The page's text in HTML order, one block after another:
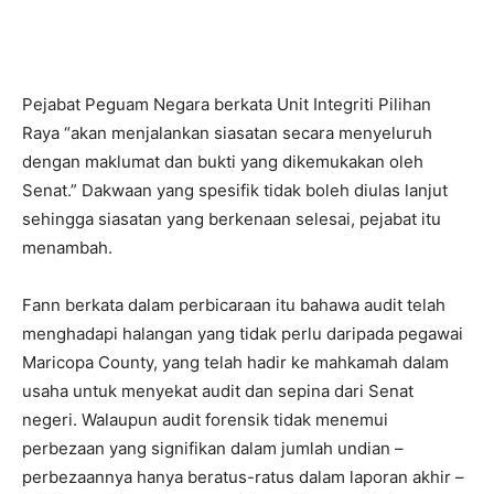
Pejabat Peguam Negara berkata Unit Integriti Pilihan
Raya “akan menjalankan siasatan secara menyeluruh
dengan maklumat dan bukti yang dikemukakan oleh
Senat.” Dakwaan yang spesifik tidak boleh diulas lanjut
sehingga siasatan yang berkenaan selesai, pejabat itu
menambah.
Fann berkata dalam perbicaraan itu bahawa audit telah
menghadapi halangan yang tidak perlu daripada pegawai
Maricopa County, yang telah hadir ke mahkamah dalam
usaha untuk menyekat audit dan sepina dari Senat
negeri. Walaupun audit forensik tidak menemui
perbezaan yang signifikan dalam jumlah undian –
perbezaannya hanya beratus-ratus dalam laporan akhir –